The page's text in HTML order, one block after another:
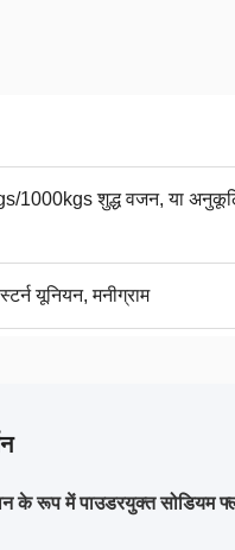
1000kgs शुद्ध वजन, या
यूनियन, मनीग्राम
के रूप में पाउडरयुक्त सोडियम